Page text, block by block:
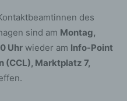
des
sind am Montag,
Uhr wieder am Info-Point
(CCL), Marktplatz 7,